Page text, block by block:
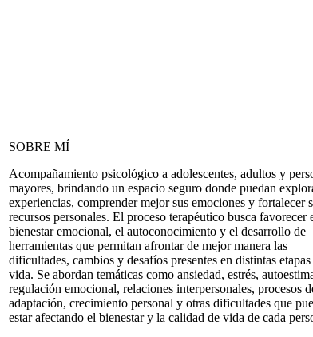
SOBRE MÍ
Acompañamiento psicológico a adolescentes, adultos y
mayores, brindando un espacio seguro donde puedan
experiencias, comprender mejor sus emociones y fortalecer
recursos personales. El proceso terapéutico busca favorecer
bienestar emocional, el autoconocimiento y el desarrollo de
herramientas que permitan afrontar de mejor manera las
dificultades, cambios y desafíos presentes en distintas
vida. Se abordan temáticas como ansiedad, estrés,
regulación emocional, relaciones interpersonales, procesos
adaptación, crecimiento personal y otras dificultades que
estar afectando el bienestar y la calidad de vida de cada